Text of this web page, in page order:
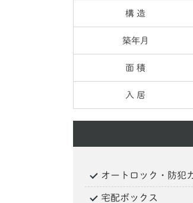
構 造
築年月
面 積
入 居
オートロック・防犯
宅配ボックス